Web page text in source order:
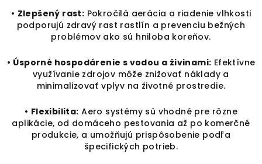
• Zlepšený rast: Pokročilá aerácia a riadenie vlhkosti
podporujú zdravý rast rastlín a prevenciu bežných
problémov ako sú hniloba koreňov.
• Úsporné hospodárenie s vodou a živinami: Efektívne
využívanie zdrojov môže znižovať náklady a
minimalizovať vplyv na životné prostredie.
• Flexibilita: Aero systémy sú vhodné pre rôzne
aplikácie, od domáceho pestovania až po komerčné
produkcie, a umožňujú prispôsobenie podľa
špecifických potrieb.